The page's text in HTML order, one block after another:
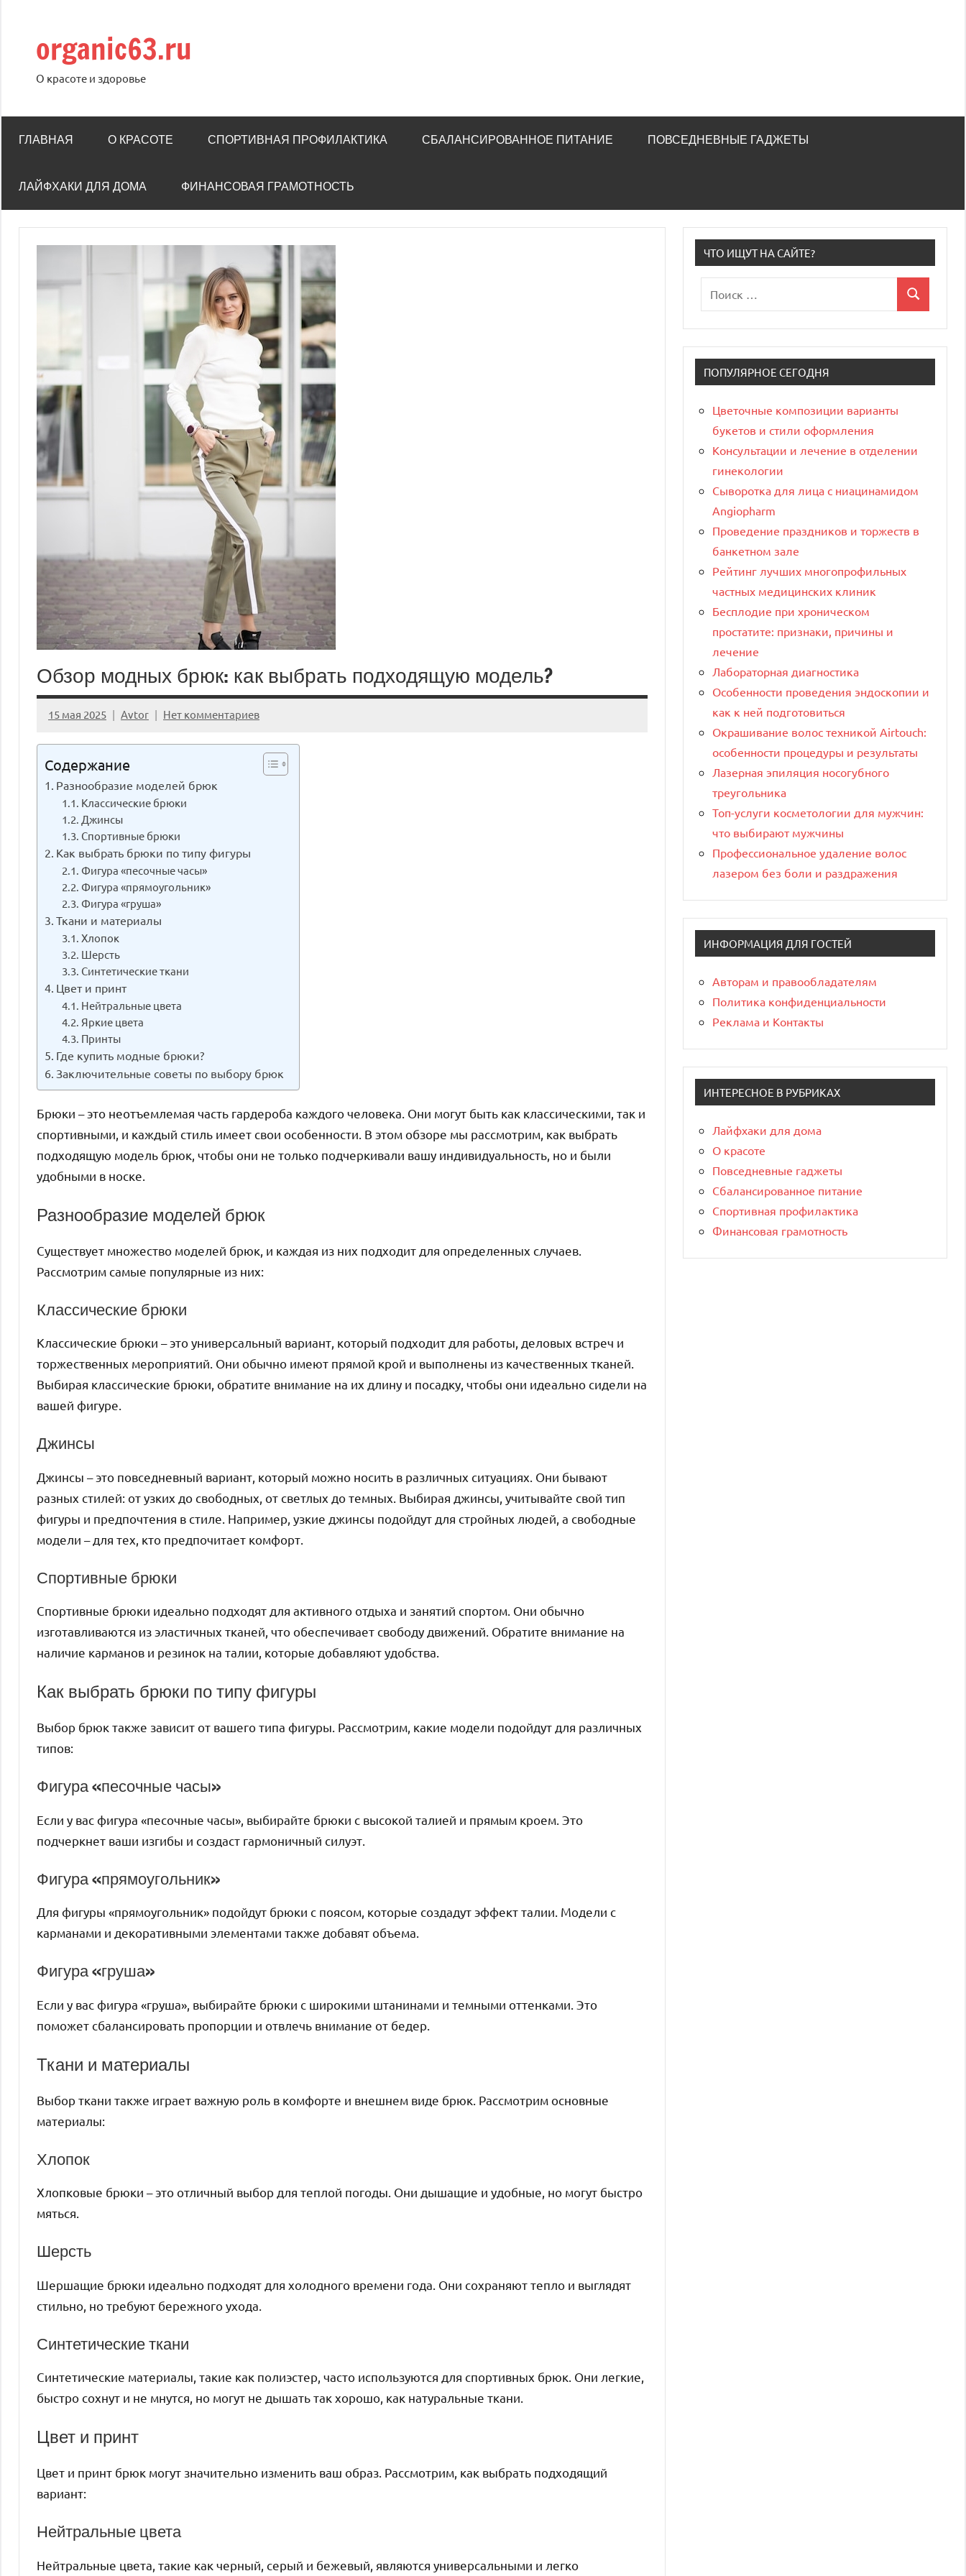
содержимому
organic63.ru
О красоте и здоровье
ГЛАВНАЯ О КРАСОТЕ СПОРТИВНАЯ ПРОФИЛАКТИКА СБАЛАНСИРОВАННОЕ ПИТАНИЕ ПОВСЕДНЕВНЫЕ ГАДЖЕТЫ
ЛАЙФХАКИ ДЛЯ ДОМА ФИНАНСОВАЯ ГРАМОТНОСТЬ
Обзор модных брюк: как выбрать подходящую модель?
15 мая 2025 Avtor Нет комментариев
Содержание
Разнообразие моделей брюк
Классические брюки
Джинсы
Спортивные брюки
Как выбрать брюки по типу фигуры
Фигура «песочные часы»
Фигура «прямоугольник»
Фигура «груша»
Ткани и материалы
Хлопок
Шерсть
Синтетические ткани
Цвет и принт
Нейтральные цвета
Яркие цвета
Принты
Где купить модные брюки?
Заключительные советы по выбору брюк
Брюки – это неотъемлемая часть гардероба каждого человека. Они могут быть как классическими, так и
спортивными, и каждый стиль имеет свои особенности. В этом обзоре мы рассмотрим, как выбрать
подходящую модель брюк, чтобы они не только подчеркивали вашу индивидуальность, но и были
удобными в носке.
Разнообразие моделей брюк
Существует множество моделей брюк, и каждая из них подходит для определенных случаев.
Рассмотрим самые популярные из них:
Классические брюки
Классические брюки – это универсальный вариант, который подходит для работы, деловых встреч и
торжественных мероприятий. Они обычно имеют прямой крой и выполнены из качественных тканей.
Выбирая классические брюки, обратите внимание на их длину и посадку, чтобы они идеально сидели на
вашей фигуре.
Джинсы
Джинсы – это повседневный вариант, который можно носить в различных ситуациях. Они бывают
разных стилей: от узких до свободных, от светлых до темных. Выбирая джинсы, учитывайте свой тип
фигуры и предпочтения в стиле. Например, узкие джинсы подойдут для стройных людей, а свободные
модели – для тех, кто предпочитает комфорт.
Спортивные брюки
Спортивные брюки идеально подходят для активного отдыха и занятий спортом. Они обычно
изготавливаются из эластичных тканей, что обеспечивает свободу движений. Обратите внимание на
наличие карманов и резинок на талии, которые добавляют удобства.
Как выбрать брюки по типу фигуры
Выбор брюк также зависит от вашего типа фигуры. Рассмотрим, какие модели подойдут для различных
типов:
Фигура «песочные часы»
Если у вас фигура «песочные часы», выбирайте брюки с высокой талией и прямым кроем. Это
подчеркнет ваши изгибы и создаст гармоничный силуэт.
Фигура «прямоугольник»
Для фигуры «прямоугольник» подойдут брюки с поясом, которые создадут эффект талии. Модели с
карманами и декоративными элементами также добавят объема.
Фигура «груша»
Если у вас фигура «груша», выбирайте брюки с широкими штанинами и темными оттенками. Это
поможет сбалансировать пропорции и отвлечь внимание от бедер.
Ткани и материалы
Выбор ткани также играет важную роль в комфорте и внешнем виде брюк. Рассмотрим основные
материалы:
Хлопок
Хлопковые брюки – это отличный выбор для теплой погоды. Они дышащие и удобные, но могут быстро
мяться.
Шерсть
Шершащие брюки идеально подходят для холодного времени года. Они сохраняют тепло и выглядят
стильно, но требуют бережного ухода.
Синтетические ткани
Синтетические материалы, такие как полиэстер, часто используются для спортивных брюк. Они легкие,
быстро сохнут и не мнутся, но могут не дышать так хорошо, как натуральные ткани.
Цвет и принт
Цвет и принт брюк могут значительно изменить ваш образ. Рассмотрим, как выбрать подходящий
вариант:
Нейтральные цвета
Нейтральные цвета, такие как черный, серый и бежевый, являются универсальными и легко
ЧТО ИЩУТ НА САЙТЕ?
для:
Поиск
ПОПУЛЯРНОЕ СЕГОДНЯ
Цветочные композиции варианты
букетов и стили оформления
Консультации и лечение в отделении
гинекологии
Сыворотка для лица с ниацинамидом
Angiopharm
Проведение праздников и торжеств в
банкетном зале
Рейтинг лучших многопрофильных
частных медицинских клиник
Бесплодие при хроническом
простатите: признаки, причины и
лечение
Лабораторная диагностика
Особенности проведения эндоскопии и
как к ней подготовиться
Окрашивание волос техникой Airtouch:
особенности процедуры и результаты
Лазерная эпиляция носогубного
треугольника
Топ-услуги косметологии для мужчин:
что выбирают мужчины
Профессиональное удаление волос
лазером без боли и раздражения
ИНФОРМАЦИЯ ДЛЯ ГОСТЕЙ
Авторам и правообладателям
Политика конфиденциальности
Реклама и Контакты
ИНТЕРЕСНОЕ В РУБРИКАХ
Лайфхаки для дома
О красоте
Повседневные гаджеты
Сбалансированное питание
Спортивная профилактика
Финансовая грамотность